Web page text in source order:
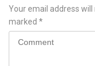
Your email address will
marked *